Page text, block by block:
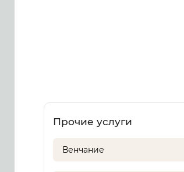
Прочие услуги
Венчание